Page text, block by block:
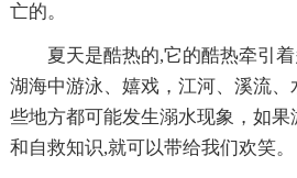
亡的。
夏天是酷热的,它的酷热牵引
湖海中游泳、嬉戏，江河、溪流
些地方都可能发生溺水现象，如
和自救知识,就可以带给我们欢笑。